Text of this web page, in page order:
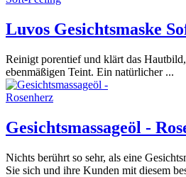
Luvos Gesichtsmaske
Reinigt porentief und klärt das
ebenmäßigen Teint. Ein natürlicher ...
Gesichtsmassageöl -
Nichts berührt so sehr, als eine
Sie sich und ihre Kunden mit diesem